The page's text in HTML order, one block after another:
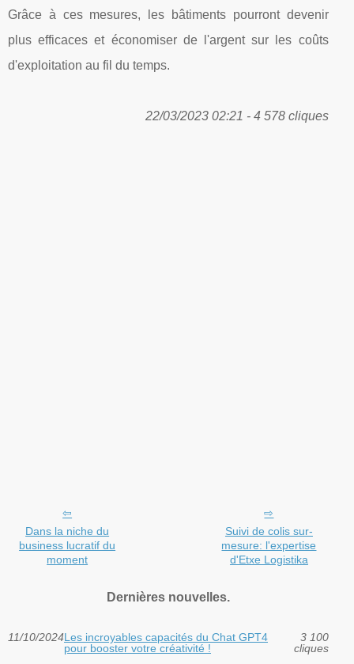
Grâce à ces mesures, les bâtiments pourront devenir
plus efficaces et économiser de l'argent sur les coûts
d'exploitation au fil du temps.
22/03/2023 02:21 - 4 578 cliques
Dans la niche du
business lucratif du
moment
Suivi de colis sur-
mesure: l'expertise
d'Etxe Logistika
Dernières nouvelles.
11/10/2024Les incroyables capacités du Chat GPT4
pour booster votre créativité !
3 100
cliques